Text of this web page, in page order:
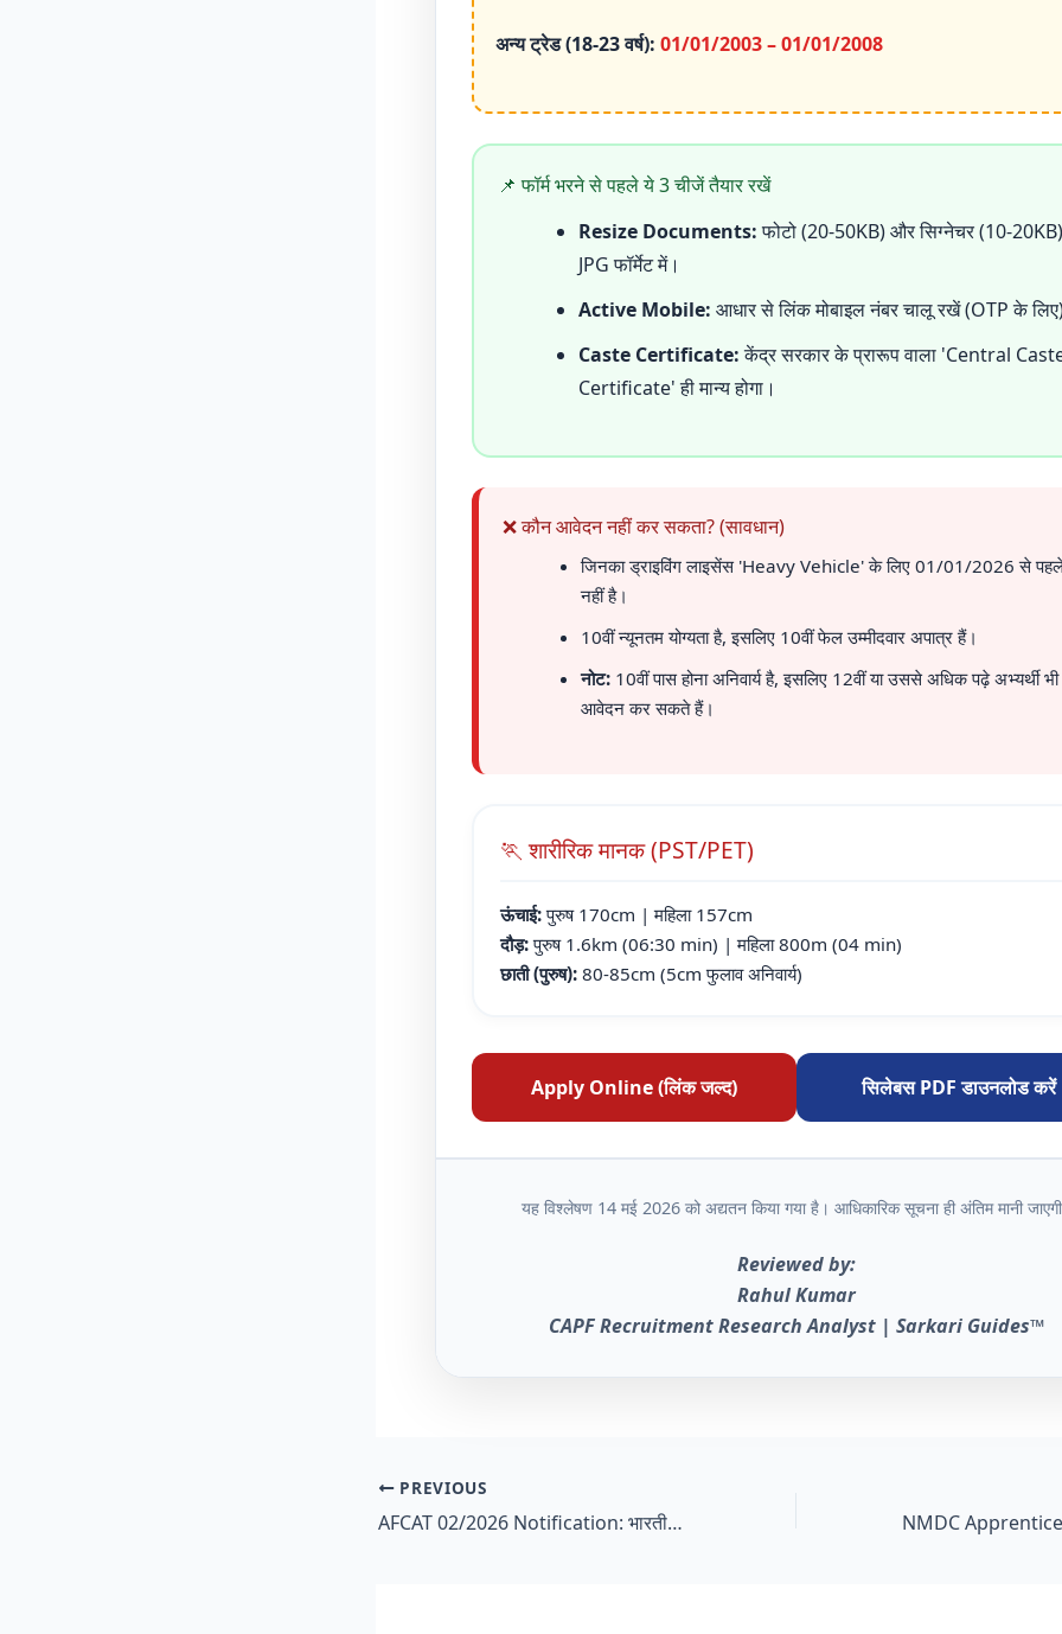
अन्य ट्रेड (18-23 वर्ष): 01/01/2003 – 01/01/2008
📌 फॉर्म भरने से पहले ये 3 चीजें तैयार रखें
Resize Documents:फोटो (20-50KB) और सिग्नेचर (10-20KB)
JPG फॉर्मेट में।
Active Mobile: आधार से लिंक मोबाइल नंबर चालू रखें (OTP के
Caste Certificate:केंद्र सरकार के प्रारूप वाला 'Central
Certificate' ही मान्य होगा।
❌ कौन आवेदन नहीं कर सकता? (सावधान)
जिनका ड्राइविंग लाइसेंस 'Heavy Vehicle' के लिए 01/01/2026 से
नहीं है।
10वीं न्यूनतम योग्यता है, इसलिए 10वीं फेल उम्मीदवार अपात्र हैं।
नोट:10वीं पास होना अनिवार्य है, इसलिए 12वीं या उससे अधिक पढ़े अभ्यर्थी भी
आवेदन कर सकते हैं।
🏃 शारीरिक मानक (PST/PET)
ऊंचाई:पुरुष 170cm | महिला 157cm
दौड़:पुरुष 1.6km (06:30 min) | महिला 800m (04 min)
छाती (पुरुष):80-85cm (5cm फुलाव अनिवार्य)
Apply Online (लिंक जल्द) सिलेबस PDF डाउनलोड करें
यह विश्लेषण 14 मई 2026 को अद्यतन किया गया है। आधिकारिक सूचना ही अंतिम मानी
Reviewed by:
Rahul Kumar
CAPF Recruitment Research Analyst | Sarkari Guides™
PREVIOUS
AFCAT 02/2026 Notification: भारतीय वायु सेना में ऑफिसर बनने का मौका – Selection Process & Reality Check